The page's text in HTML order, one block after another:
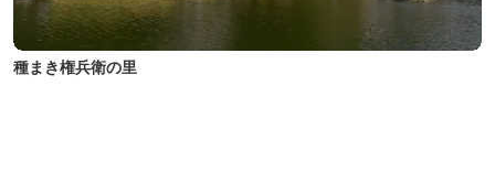
種まき権兵衛の里